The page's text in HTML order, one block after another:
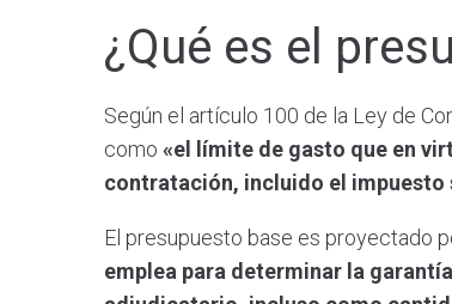
¿Qué es el
Según el artículo 100 de la Ley de
como «el límite de gasto que en
contratación, incluido el impuesto
El presupuesto base es proyectado
emplea para determinar la